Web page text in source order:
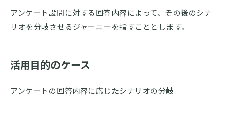
アンケート設問に対する回答内容によって、その後のシナ
リオを分岐させるジャーニーを指すこととします。
活用目的のケース
アンケートの回答内容に応じたシナリオの分岐